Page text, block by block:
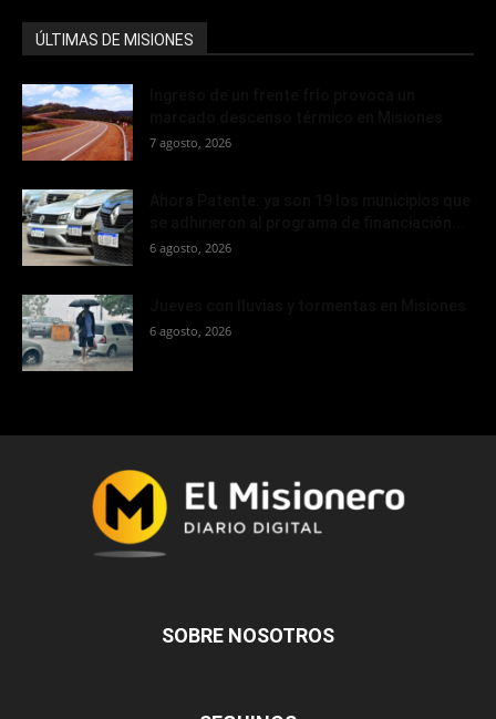
ÚLTIMAS DE MISIONES
7 agosto, 2026
6 agosto, 2026
6 agosto, 2026
SOBRE NOSOTROS